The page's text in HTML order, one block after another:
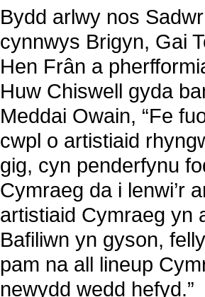
Bydd arlwy nos
cynnwys Brigyn, Gai
Hen Frân a
Huw Chiswell gyda
Meddai Owain, “Fe
cwpl o artistiaid
gig, cyn penderfynu
Cymraeg da i lenwi’r
artistiaid Cymraeg yn
Bafiliwn yn gyson,
pam na all lineup
newydd wedd hefyd.”